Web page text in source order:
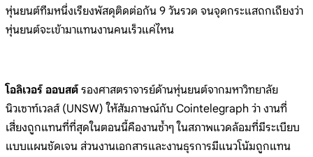
หุ่นยนต์ทีมหนึ่งเรียงพัสดุติดต่อกัน 9 วันรวด จนจุดกระแสถกเถียงว่า
หุ่นยนต์จะเข้ามาแทนงานคนเร็วแค่ไหน
โอลิเวอร์ ออบสต์ รองศาสตราจารย์ด้านหุ่นยนต์จากมหาวิทยาลัย
นิวเซาท์เวลส์ (UNSW) ให้สัมภาษณ์กับ Cointelegraph ว่า งานที่
เสี่ยงถูกแทนที่ที่สุดในตอนนี้คืองานซ้ำๆ ในสภาพแวดล้อมที่มีระเบียบ
แบบแผนชัดเจน ส่วนงานเอกสารและงานธุรการมีแนวโน้มถูกแทน